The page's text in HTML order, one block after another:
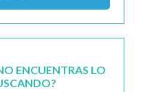
ENCUENTRAS LO